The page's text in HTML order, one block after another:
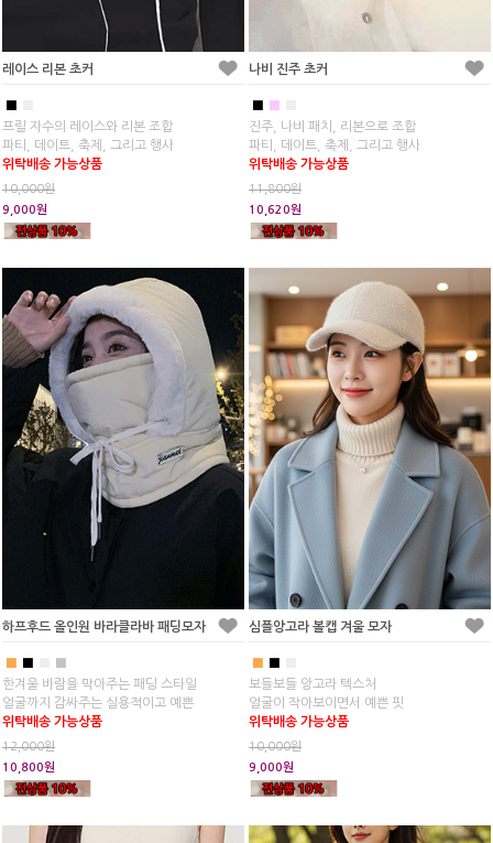
레이스 리본 초커
■
프릴 자수의 레이스와 리본 조합
파티, 데이트, 축제, 그리고 행사
위탁배송 가능상품
10,000원
9,000원
나비 진주 초커
■
진주, 나비 패치, 리본으로 조합
파티, 데이트, 축제, 그리고 행사
위탁배송 가능상품
11,800원
10,620원
하프후드 올인원 바라클라바 패딩모자
■ ■ ■
한겨울 바람을 막아주는 패딩 스타일
얼굴까지 감싸주는 실용적이고 예쁜
위탁배송 가능상품
12,000원
10,800원
심플앙고라 볼캡 겨울 모자
■ ■
보들보들 앙고라 텍스처
얼굴이 작아보이면서 예쁜 핏
위탁배송 가능상품
10,000원
9,000원